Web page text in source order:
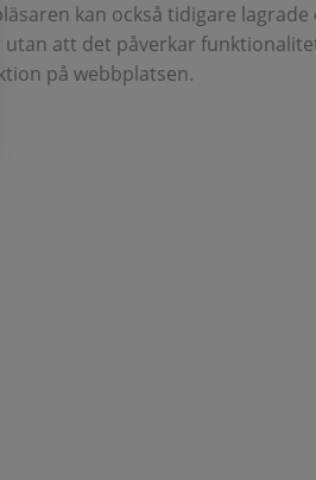
kan också tidigare lagrade
att det påverkar
på webbplatsen.